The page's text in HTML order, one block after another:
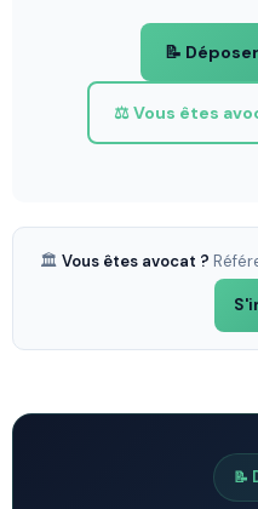
📝
⚖️ Vous êtes
🏛️ Vous êtes avocat ?
📝